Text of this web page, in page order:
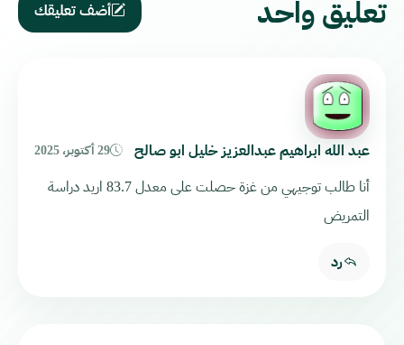
تعليق واحد أضف تعليقك
عبد الله ابراهيم عبدالعزيز خليل ابو صالح 29 أكتوبر، 2025
أنا طالب توجيهي من غزة حصلت على معدل 83.7 اريد دراسة
التمريض
رد